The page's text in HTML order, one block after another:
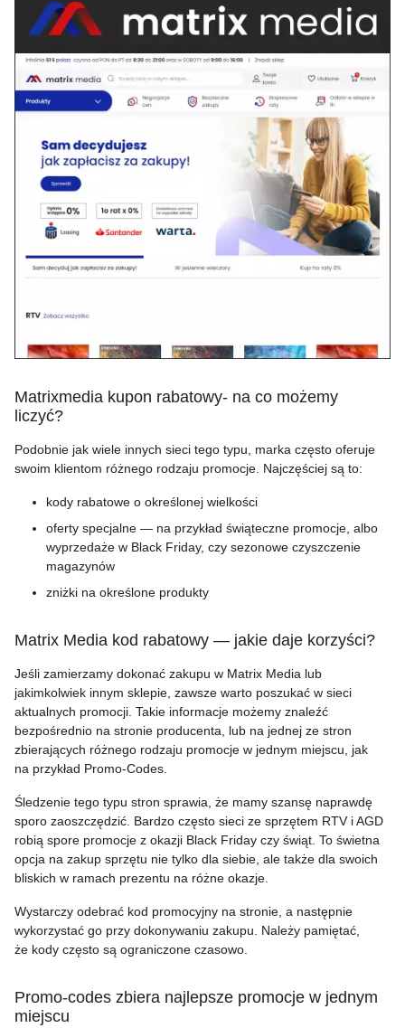
Matrixmedia kupon rabatowy- na co możemy
liczyć?
Podobnie jak wiele innych sieci tego typu, marka często oferuje
swoim klientom różnego rodzaju promocje. Najczęściej są to:
kody rabatowe o określonej wielkości
oferty specjalne — na przykład świąteczne promocje, albo
wyprzedaże w Black Friday, czy sezonowe czyszczenie
magazynów
zniżki na określone produkty
Matrix Media kod rabatowy — jakie daje korzyści?
Jeśli zamierzamy dokonać zakupu w Matrix Media lub
jakimkolwiek innym sklepie, zawsze warto poszukać w sieci
aktualnych promocji. Takie informacje możemy znaleźć
bezpośrednio na stronie producenta, lub na jednej ze stron
zbierających różnego rodzaju promocje w jednym miejscu, jak
na przykład Promo-Codes.
Śledzenie tego typu stron sprawia, że mamy szansę naprawdę
sporo zaoszczędzić. Bardzo często sieci ze sprzętem RTV i AGD
robią spore promocje z okazji Black Friday czy świąt. To świetna
opcja na zakup sprzętu nie tylko dla siebie, ale także dla swoich
bliskich w ramach prezentu na różne okazje.
Wystarczy odebrać kod promocyjny na stronie, a następnie
wykorzystać go przy dokonywaniu zakupu. Należy pamiętać,
że kody często są ograniczone czasowo.
Promo-codes zbiera najlepsze promocje w jednym
miejscu